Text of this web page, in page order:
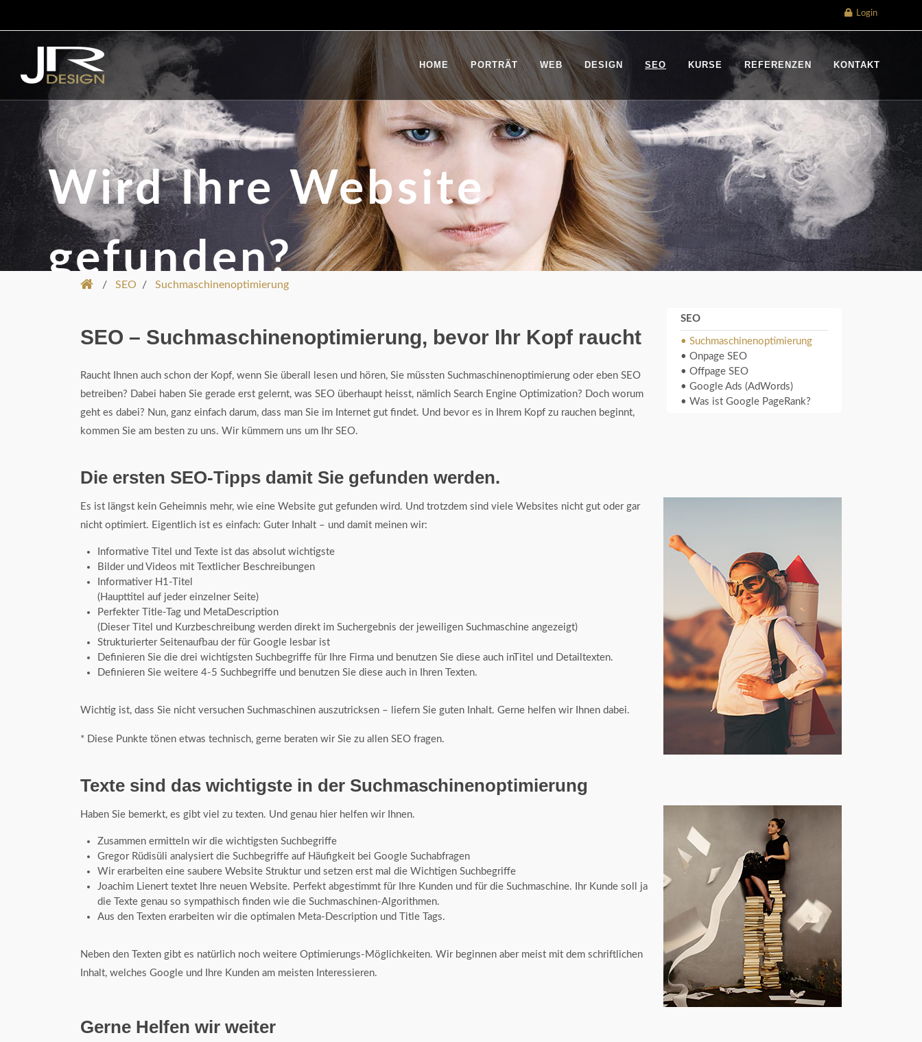
Login
HOME PORTRÄT WEB DESIGN SEO KURSE REFERENZEN KONTAKT
Wird Ihre Website
gefunden?
/ SEO / Suchmaschinenoptimierung
SEO – Suchmaschinenoptimierung, bevor Ihr Kopf raucht
Raucht Ihnen auch schon der Kopf, wenn Sie überall lesen und hören, Sie müssten Suchmaschinenoptimierung oder eben SEO
betreiben? Dabei haben Sie gerade erst gelernt, was SEO überhaupt heisst, nämlich Search Engine Optimization? Doch worum
geht es dabei? Nun, ganz einfach darum, dass man Sie im Internet gut findet. Und bevor es in Ihrem Kopf zu rauchen beginnt,
kommen Sie am besten zu uns. Wir kümmern uns um Ihr SEO.
SEO
• Suchmaschinenoptimierung
• Onpage SEO
• Offpage SEO
• Google Ads (AdWords)
• Was ist Google PageRank?
Die ersten SEO-Tipps damit Sie gefunden werden.
Es ist längst kein Geheimnis mehr, wie eine Website gut gefunden wird. Und trotzdem sind viele Websites nicht gut oder gar
nicht optimiert. Eigentlich ist es einfach: Guter Inhalt – und damit meinen wir:
Informative Titel und Texte ist das absolut wichtigste
Bilder und Videos mit Textlicher Beschreibungen
Informativer H1-Titel
(Haupttitel auf jeder einzelner Seite)
Perfekter Title-Tag und MetaDescription
(Dieser Titel und Kurzbeschreibung werden direkt im Suchergebnis der jeweiligen Suchmaschine angezeigt)
Strukturierter Seitenaufbau der für Google lesbar ist
Definieren Sie die drei wichtigsten Suchbegriffe für Ihre Firma und benutzen Sie diese auch inTitel und Detailtexten.
Definieren Sie weitere 4-5 Suchbegriffe und benutzen Sie diese auch in Ihren Texten.
Wichtig ist, dass Sie nicht versuchen Suchmaschinen auszutricksen – liefern Sie guten Inhalt. Gerne helfen wir Ihnen dabei.
* Diese Punkte tönen etwas technisch, gerne beraten wir Sie zu allen SEO fragen.
Texte sind das wichtigste in der Suchmaschinenoptimierung
Haben Sie bemerkt, es gibt viel zu texten. Und genau hier helfen wir Ihnen.
Zusammen ermitteln wir die wichtigsten Suchbegriffe
Gregor Rüdisüli analysiert die Suchbegriffe auf Häufigkeit bei Google Suchabfragen
Wir erarbeiten eine saubere Website Struktur und setzen erst mal die Wichtigen Suchbegriffe
Joachim Lienert textet Ihre neuen Website. Perfekt abgestimmt für Ihre Kunden und für die Suchmaschine. Ihr Kunde soll ja
die Texte genau so sympathisch finden wie die Suchmaschinen-Algorithmen.
Aus den Texten erarbeiten wir die optimalen Meta-Description und Title Tags.
Neben den Texten gibt es natürlich noch weitere Optimierungs-Möglichkeiten. Wir beginnen aber meist mit dem schriftlichen
Inhalt, welches Google und Ihre Kunden am meisten Interessieren.
Gerne Helfen wir weiter